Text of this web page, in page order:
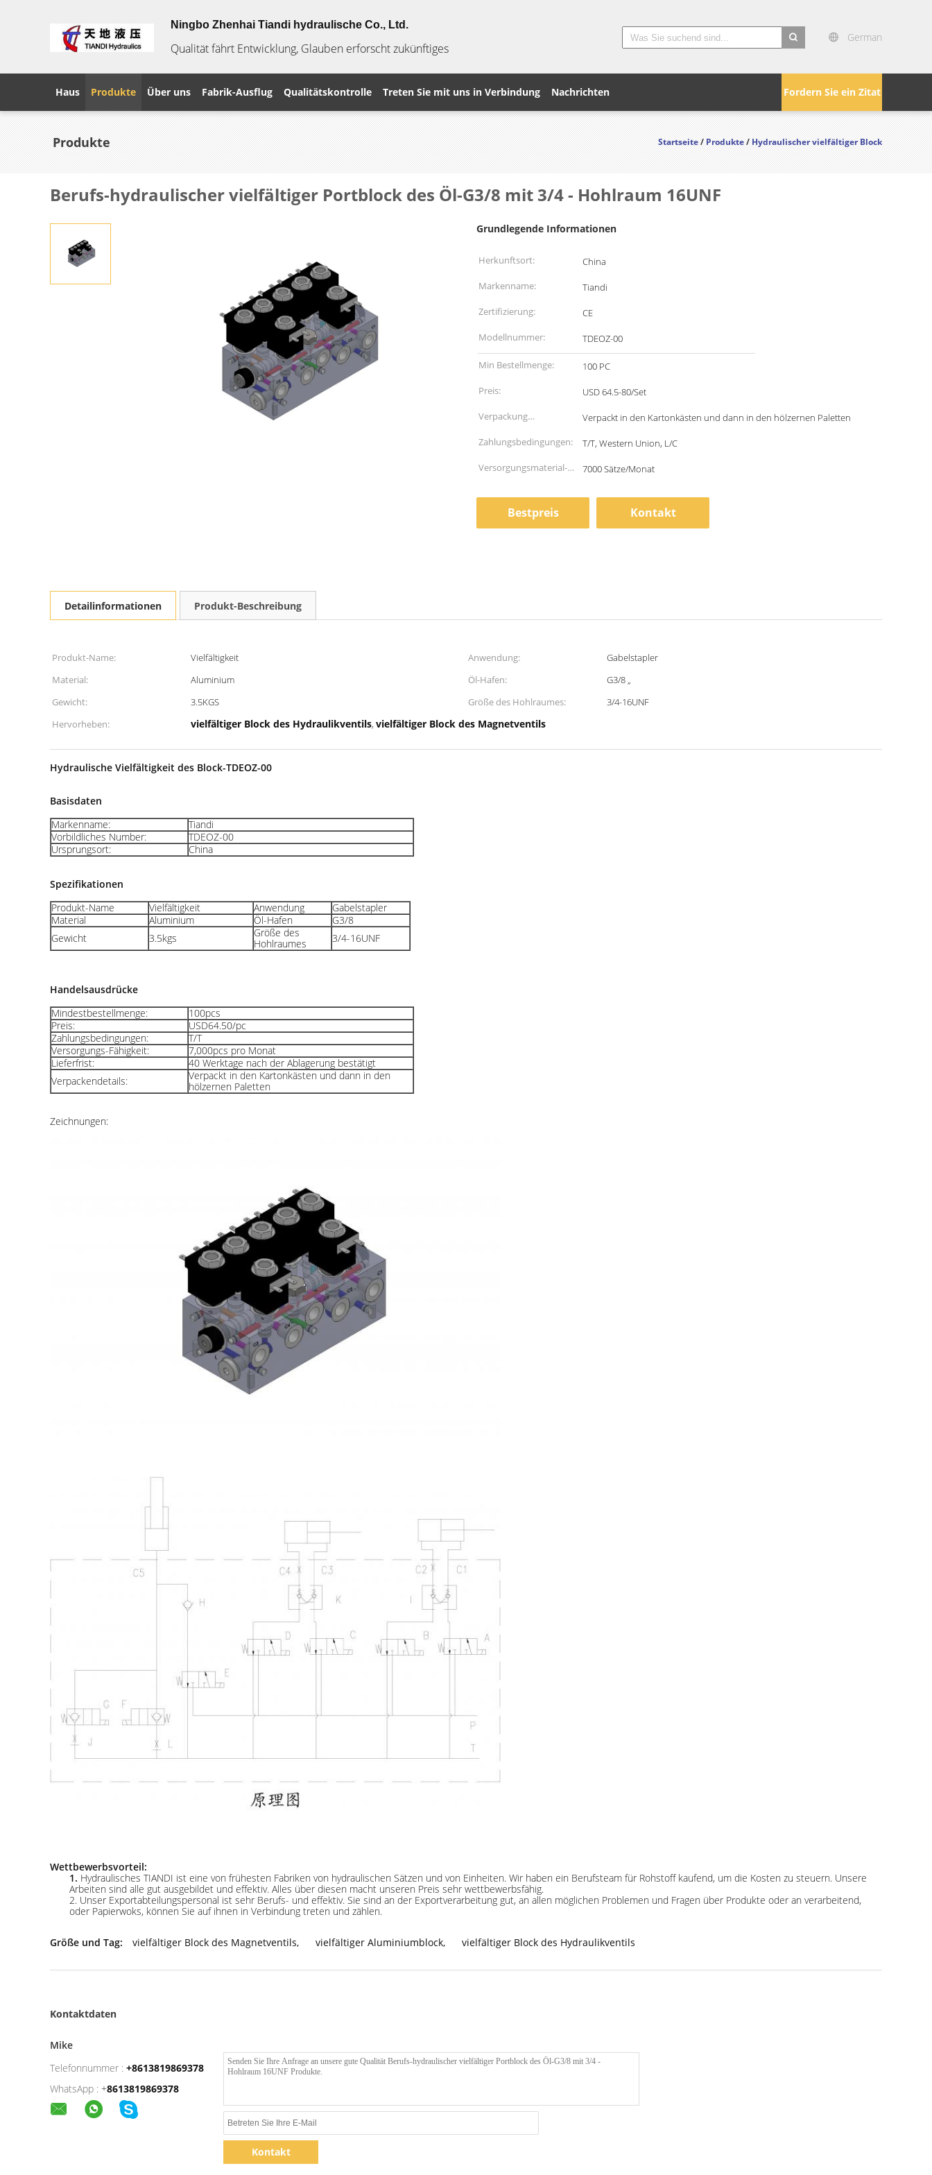
Ningbo Zhenhai Tiandi hydraulische Co., Ltd.
Qualität fährt Entwicklung, Glauben erforscht zukünftiges
German
Fordern Sie ein Zitat
Haus Produkte Über uns Fabrik-Ausflug Qualitätskontrolle Treten Sie mit uns in Verbindung Nachrichten
Produkte Startseite/Produkte/Hydraulischer vielfältiger Block
Berufs-hydraulischer vielfältiger Portblock des Öl-G3/8 mit 3/4 - Hohlraum 16UNF
Grundlegende Informationen
Herkunftsort:
China
Markenname:
Tiandi
Zertifizierung:
CE
Modellnummer:
TDEOZ-00
Min Bestellmenge:
100 PC
Preis:
USD 64.5-80/Set
Verpackung
Informationen:
Verpackt in den Kartonkästen und dann in den hölzernen Paletten
Zahlungsbedingungen:
T/T, Western Union, L/C
Versorgungsmaterial-
7000 Sätze/Monat
Bestpreis Kontakt
Detailinformationen Produkt-Beschreibung
Produkt-Name: Vielfältigkeit Anwendung:
Gabelstapler
Material:
Aluminium Öl-Hafen:
G3/8 „
Gewicht:
3.5KGS Größe des Hohlraumes:
3/4-16UNF
Hervorheben:
vielfältiger Block des Hydraulikventils, vielfältiger Block des Magnetventils
Hydraulische Vielfältigkeit des Block-TDEOZ-00
Basisdaten
Markenname:
Tiandi
Vorbildliches Number:
TDEOZ-00
Ursprungsort:
China
Spezifikationen
Produkt-Name
Vielfältigkeit Anwendung
Gabelstapler
Material
Aluminium Öl-Hafen
G3/8
Gewicht
3.5kgs
Größe des
Hohlraumes
3/4-16UNF
Handelsausdrücke
Mindestbestellmenge:
100pcs
Preis:
USD64.50/pc
Zahlungsbedingungen:
T/T
Versorgungs-Fähigkeit:
7,000pcs pro Monat
Lieferfrist:
40 Werktage nach der Ablagerung bestätigt
Verpackendetails:
Verpackt in den Kartonkästen und dann in den
hölzernen Paletten
Zeichnungen: